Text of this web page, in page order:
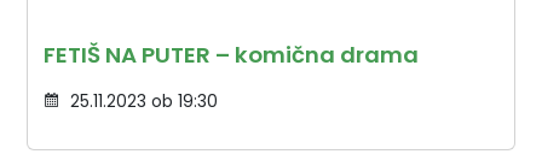
FETIŠ NA PUTER – komična drama
25.11.2023 ob 19:30